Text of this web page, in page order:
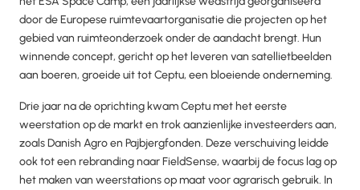
door de Europese ruimtevaartorganisatie die projecten op het
gebied van ruimteonderzoek onder de aandacht brengt. Hun
winnende concept, gericht op het leveren van satellietbeelden
aan boeren, groeide uit tot Ceptu, een bloeiende onderneming.
Drie jaar na de oprichting kwam Ceptu met het eerste
weerstation op de markt en trok aanzienlijke investeerders aan,
zoals Danish Agro en Pajbjergfonden. Deze verschuiving leidde
ook tot een rebranding naar FieldSense, waarbij de focus lag op
het maken van weerstations op maat voor agrarisch gebruik. In